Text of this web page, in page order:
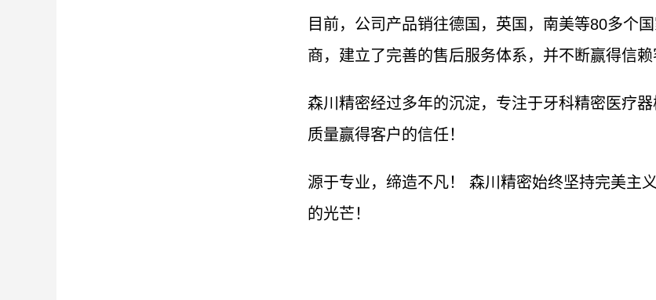
目前，公司产品销往德国，英国，南美等80多个
商，建立了完善的售后服务体系，并不断赢得信赖
森川精密经过多年的沉淀，专注于牙科精密医疗
质量赢得客户的信任！
源于专业，缔造不凡！ 森川精密始终坚持完美主
的光芒！